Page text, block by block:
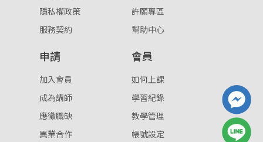
隱私權政策
服務契約
許願專區
幫助中心
申請
加入會員
成為講師
應徵職缺
異業合作
會員
如何上課
學習紀錄
教學管理
帳號設定